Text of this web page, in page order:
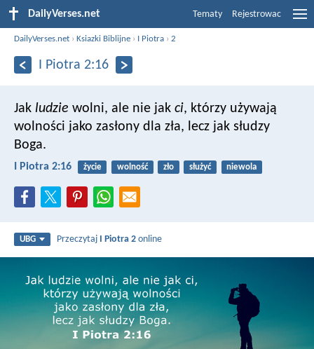
DailyVerses.net Tematy Rejestrowac
DailyVerses.net ›Ksiazki Biblijne › I Piotra ›2
I Piotra 2:16
Jak ludzie wolni, ale nie jak ci, którzy używają
wolności jako zasłony dla zła, lecz jak słudzy
Boga.
I Piotra 2:16 życie wolność zło służyć niewola
UBG Przeczytaj I Piotra 2 online